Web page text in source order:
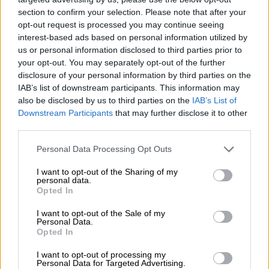
section to confirm your selection. Please note that after your
opt-out request is processed you may continue seeing
interest-based ads based on personal information utilized by
us or personal information disclosed to third parties prior to
your opt-out. You may separately opt-out of the further
disclosure of your personal information by third parties on the
IAB’s list of downstream participants. This information may
also be disclosed by us to third parties on the IAB’s List of
Downstream Participants that may further disclose it to other
Please note that this website/app uses one or more Google
not limited to your visit or usage behaviour. You may click to
grant or deny consent to Google and its third-party tags to
use your data for below specified purposes in below Google
consent section.
Personal Data Processing Opt Outs
I want to opt-out of the Sharing of my
personal data.
Opted In
I want to opt-out of the Sale of my
Personal Data.
Opted In
I want to opt-out of processing my
Personal Data for Targeted Advertising.
Παναγιώτης και η Αλίκη Ψινάκη.Μεγάλωσε
στις Φιλιππίνεςκαι στις ΗΠΑ. Ο πατέρας
του διέθετε εργοστάσιο ηλεκτρονικών
ειδών. Στο Ηνωμένο Βασίλειο, σπούδασε
διεθνή επιχειρηματική δραστηριότητα και
μάρκετινγκ και πήρε μεταπτυχιακό δίπλωμα
και στα δύο. Στην αρχή της καριέρας
σεναρίου για μια ελληνική τηλεοπτική σειρά.
Στη συνέχεια,ανέλαβε μάνατζερ του Σάκη
Ρουβά. Μετά το τέλος της 16χρονης
συνεργασίας του με τον τραγουδιστή,
αποφάσισε να διαχειριστεί τη δική του
εμφανίστηκε ως κριτής σε τηλεοπτικές